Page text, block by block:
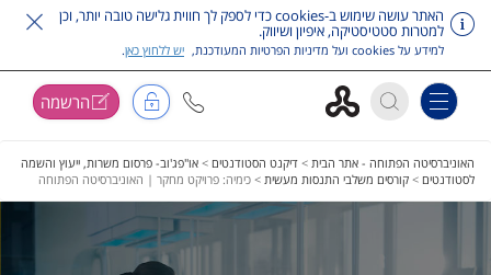
האתר עושה שימוש ב-cookies כדי לספק לך חווית גלישה טובה יותר, וכן
למטרות סטטיסטיקה, איפיון ושיווק.
למידע על cookies ועל מדיניות הפרטיות המעודכנת, יש ללחוץ כאן.
Toggle navigation הרשמה
האוניברסיטה הפתוחה - אתר הבית > דיקנט הסטודנטים > או"פג'וב- פרסום משרות, ייעוץ והשמה
לסטודנטים > קורסים משלבי התנסות מעשית > כימיה: פרויקט מחקר | האוניברסיטה הפתוחה